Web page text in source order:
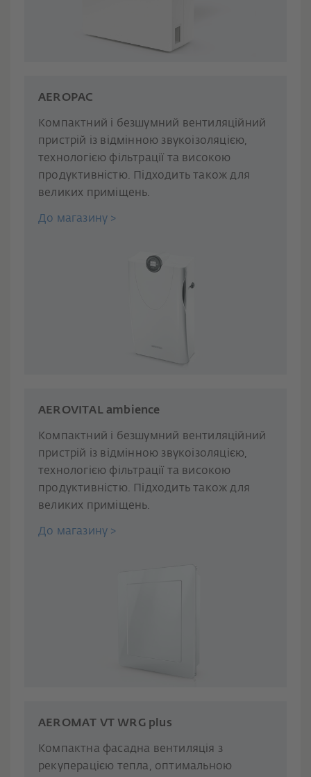
AEROPAC
Компактний і безшумний вентиляційний
пристрій із відмінною звукоізоляцією,
технологією фільтрації та високою
продуктивністю. Підходить також для
великих приміщень.
До магазину >
AEROVITAL ambience
Компактний і безшумний вентиляційний
пристрій із відмінною звукоізоляцією,
технологією фільтрації та високою
продуктивністю. Підходить також для
великих приміщень.
До магазину >
AEROMAT VT WRG plus
Компактна фасадна вентиляція з
рекуперацією тепла, оптимальною